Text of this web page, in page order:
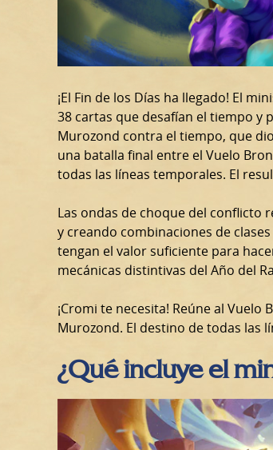
¡El Fin de los Días ha llegado! El
38 cartas que desafían el tiempo y
Murozond contra el tiempo, que
una batalla final entre el Vuelo
todas las líneas temporales. El
Las ondas de choque del conflicto
y creando combinaciones de
tengan el valor suficiente para
mecánicas distintivas del Año del
¡Cromi te necesita! Reúne al
Murozond. El destino de todas las
¿Qué incluye el